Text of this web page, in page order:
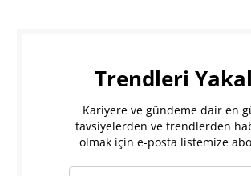
Trendleri
Kariyere ve gündeme dair en
tavsiyelerden ve trendlerden
olmak için e-posta listemize